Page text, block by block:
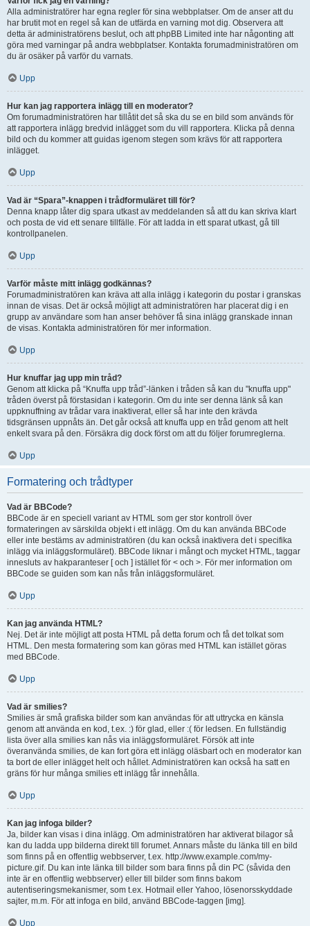
Alla administratörer har egna regler för sina webbplatser. Om de anser att du
har brutit mot en regel så kan de utfärda en varning mot dig. Observera att
detta är administratörens beslut, och att phpBB Limited inte har någonting att
göra med varningar på andra webbplatser. Kontakta forumadministratören om
du är osäker på varför du varnats.
Upp
Hur kan jag rapportera inlägg till en moderator?
Om forumadministratören har tillåtit det så ska du se en bild som används för
att rapportera inlägg bredvid inlägget som du vill rapportera. Klicka på denna
bild och du kommer att guidas igenom stegen som krävs för att rapportera
inlägget.
Upp
Vad är “Spara”-knappen i trådformuläret till för?
Denna knapp låter dig spara utkast av meddelanden så att du kan skriva klart
och posta de vid ett senare tillfälle. För att ladda in ett sparat utkast, gå till
kontrollpanelen.
Upp
Varför måste mitt inlägg godkännas?
Forumadministratören kan kräva att alla inlägg i kategorin du postar i granskas
innan de visas. Det är också möjligt att administratören har placerat dig i en
grupp av användare som han anser behöver få sina inlägg granskade innan
de visas. Kontakta administratören för mer information.
Upp
Hur knuffar jag upp min tråd?
Genom att klicka på “Knuffa upp tråd”-länken i tråden så kan du "knuffa upp"
tråden överst på förstasidan i kategorin. Om du inte ser denna länk så kan
uppknuffning av trådar vara inaktiverat, eller så har inte den krävda
tidsgränsen uppnåts än. Det går också att knuffa upp en tråd genom att helt
enkelt svara på den. Försäkra dig dock först om att du följer forumreglerna.
Upp
Formatering och trådtyper
Vad är BBCode?
BBCode är en speciell variant av HTML som ger stor kontroll över
formateringen av särskilda objekt i ett inlägg. Om du kan använda BBCode
eller inte bestäms av administratören (du kan också inaktivera det i specifika
inlägg via inläggsformuläret). BBCode liknar i mångt och mycket HTML, taggar
innesluts av hakparanteser [ och ] istället för < och >. För mer information om
BBCode se guiden som kan nås från inläggsformuläret.
Upp
Kan jag använda HTML?
Nej. Det är inte möjligt att posta HTML på detta forum och få det tolkat som
HTML. Den mesta formatering som kan göras med HTML kan istället göras
med BBCode.
Upp
Vad är smilies?
Smilies är små grafiska bilder som kan användas för att uttrycka en känsla
genom att använda en kod, t.ex. :) för glad, eller :( för ledsen. En fullständig
lista över alla smilies kan nås via inläggsformuläret. Försök att inte
överanvända smilies, de kan fort göra ett inlägg oläsbart och en moderator kan
ta bort de eller inlägget helt och hållet. Administratören kan också ha satt en
gräns för hur många smilies ett inlägg får innehålla.
Upp
Kan jag infoga bilder?
Ja, bilder kan visas i dina inlägg. Om administratören har aktiverat bilagor så
kan du ladda upp bilderna direkt till forumet. Annars måste du länka till en bild
som finns på en offentlig webbserver, t.ex. http://www.example.com/my-
picture.gif. Du kan inte länka till bilder som bara finns på din PC (såvida den
inte är en offentlig webbserver) eller till bilder som finns bakom
autentiseringsmekanismer, som t.ex. Hotmail eller Yahoo, lösenorsskyddade
sajter, m.m. För att infoga en bild, använd BBCode-taggen [img].
Upp